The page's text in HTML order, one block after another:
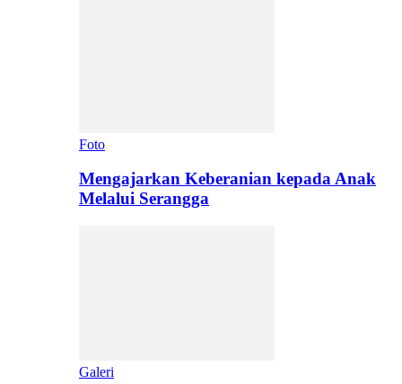
Foto
Mengajarkan Keberanian kepada Anak
Melalui Serangga
Galeri